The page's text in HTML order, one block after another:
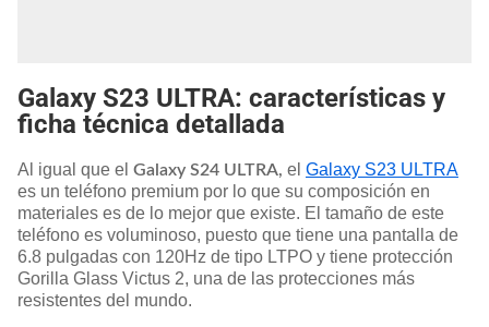
Galaxy S23 ULTRA: características y
ficha técnica detallada
Al igual que el Galaxy S24 ULTRA, el Galaxy S23 ULTRA
es un teléfono premium por lo que su composición en
materiales es de lo mejor que existe. El tamaño de este
teléfono es voluminoso, puesto que tiene una pantalla de
6.8 pulgadas con 120Hz de tipo LTPO y tiene protección
Gorilla Glass Victus 2, una de las protecciones más
resistentes del mundo.